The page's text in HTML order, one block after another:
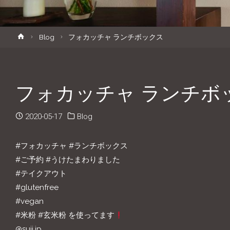
キ
ッ
ホ
Blog フォカッチャ ランチボックス
フォカッチャ ランチボ
2020-05-17 Blog
#フォカッチャ #ランチボックス
#ご予約 #うけたまわりました
#テイクアウト
#glutenfree
#vegan
#米粉 #玄米粉 を使ってます